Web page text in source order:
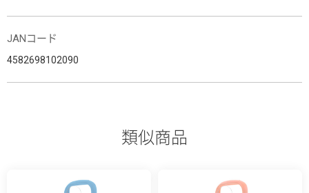
JANコード
4582698102090
類似商品